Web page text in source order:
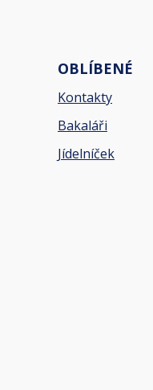
OBLÍBENÉ
Kontakty
Bakaláři
Jídelníček